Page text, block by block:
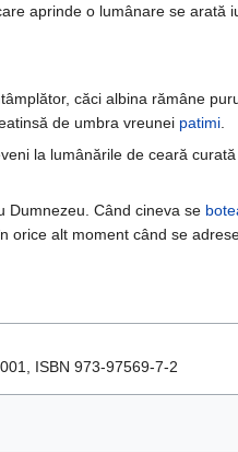
aprinde o lumânare se arată
căci albina rămâne
de umbra vreunei patimi
la lumânările de ceară
Dumnezeu. Când cineva se
orice alt moment când se
ISBN 973-97569-7-2